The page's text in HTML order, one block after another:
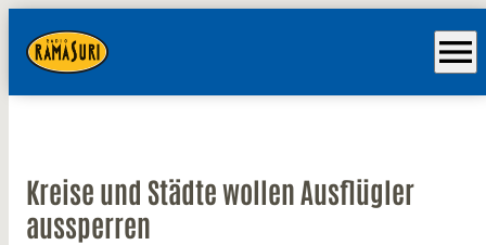
menu
Kreise und Städte wollen Ausflügler
aussperren